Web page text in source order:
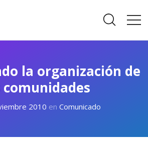
la organización de
comunidades
2010 en Comunicado